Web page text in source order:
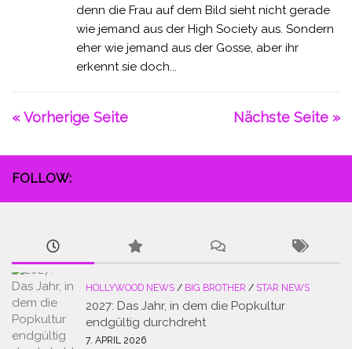
denn die Frau auf dem Bild sieht nicht gerade
wie jemand aus der High Society aus. Sondern
eher wie jemand aus der Gosse, aber ihr
erkennt sie doch...
« Vorherige Seite Nächste Seite »
FOLLOW:
HOLLYWOOD NEWS / BIG BROTHER / STAR NEWS
2027: Das Jahr, in dem die Popkultur
endgültig durchdreht
7. APRIL 2026